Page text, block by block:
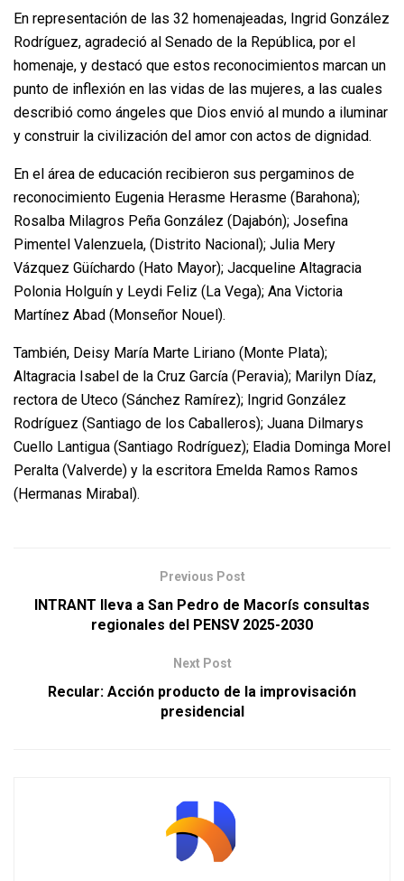
En representación de las 32 homenajeadas, Ingrid González
Rodríguez, agradeció al Senado de la República, por el
homenaje, y destacó que estos reconocimientos marcan un
punto de inflexión en las vidas de las mujeres, a las cuales
describió como ángeles que Dios envió al mundo a iluminar
y construir la civilización del amor con actos de dignidad.
En el área de educación recibieron sus pergaminos de
reconocimiento Eugenia Herasme Herasme (Barahona);
Rosalba Milagros Peña González (Dajabón); Josefina
Pimentel Valenzuela, (Distrito Nacional); Julia Mery
Vázquez Güíchardo (Hato Mayor); Jacqueline Altagracia
Polonia Holguín y Leydi Feliz (La Vega); Ana Victoria
Martínez Abad (Monseñor Nouel).
También, Deisy María Marte Liriano (Monte Plata);
Altagracia Isabel de la Cruz García (Peravia); Marilyn Díaz,
rectora de Uteco (Sánchez Ramírez); Ingrid González
Rodríguez (Santiago de los Caballeros); Juana Dilmarys
Cuello Lantigua (Santiago Rodríguez); Eladia Dominga Morel
Peralta (Valverde) y la escritora Emelda Ramos Ramos
(Hermanas Mirabal).
Previous Post
INTRANT lleva a San Pedro de Macorís consultas
regionales del PENSV 2025-2030
Next Post
Recular: Acción producto de la improvisación
presidencial